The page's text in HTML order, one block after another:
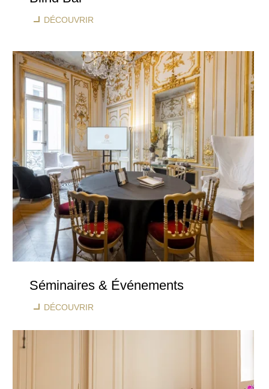
DÉCOUVRIR
Séminaires & Événements
DÉCOUVRIR
BONS CADEAUX
ENGAGEMENTS
GALERIE PHOTOS
ACCÈS & CONTACT
RÉSERVER
RÉSERVER
8 rue Jean-Goujon - 75008 Paris - France
reservation.mce@groupecentaurus.com-+33 1 40 74 64 64